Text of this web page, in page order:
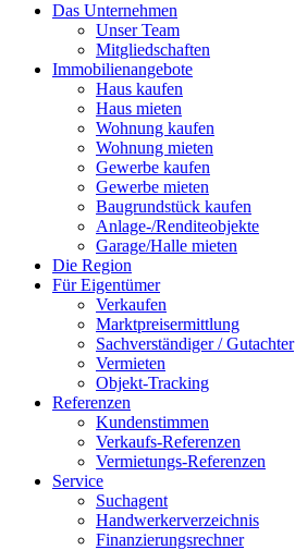
Das Unternehmen
Unser Team
Mitgliedschaften
Immobilienangebote
Haus kaufen
Haus mieten
Wohnung kaufen
Wohnung mieten
Gewerbe kaufen
Gewerbe mieten
Baugrundstück kaufen
Anlage-/Renditeobjekte
Garage/Halle mieten
Die Region
Für Eigentümer
Verkaufen
Marktpreisermittlung
Sachverständiger / Gutachter
Vermieten
Objekt-Tracking
Referenzen
Kundenstimmen
Verkaufs-Referenzen
Vermietungs-Referenzen
Service
Suchagent
Handwerkerverzeichnis
Finanzierungsrechner